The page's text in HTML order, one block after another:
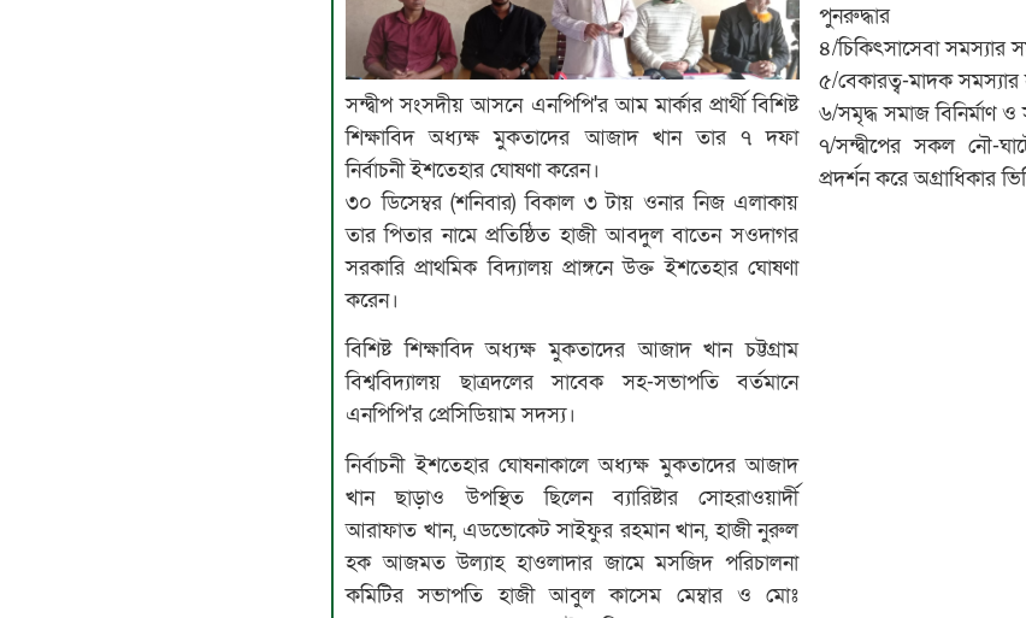
সন্দ্বীপ সংসদীয় আসনে এনপিপি'র আম মার্কার প্রার্থী বিশিষ্ট
শিক্ষাবিদ অধ্যক্ষ মুকতাদের আজাদ খান তার ৭ দফা
নির্বাচনী ইশতেহার ঘোষণা করেন।
৩০ ডিসেম্বর (শনিবার) বিকাল ৩ টায় ওনার নিজ এলাকায়
তার পিতার নামে প্রতিষ্ঠিত হাজী আবদুল বাতেন সওদাগর
সরকারি প্রাথমিক বিদ্যালয় প্রাঙ্গনে উক্ত ইশতেহার ঘোষণা
করেন।
বিশিষ্ট শিক্ষাবিদ অধ্যক্ষ মুকতাদের আজাদ খান চট্টগ্রাম
বিশ্ববিদ্যালয় ছাত্রদলের সাবেক সহ-সভাপতি বর্তমানে
এনপিপি'র প্রেসিডিয়াম সদস্য।
নির্বাচনী ইশতেহার ঘোষনাকালে অধ্যক্ষ মুকতাদের আজাদ
খান ছাড়াও উপস্থিত ছিলেন ব্যারিষ্টার সোহরাওয়ার্দী
আরাফাত খান, এডভোকেট সাইফুর রহমান খান, হাজী নুরুল
হক আজমত উল্যাহ হাওলাদার জামে মসজিদ পরিচালনা
কমিটির সভাপতি হাজী আবুল কাসেম মেম্বার ও মোঃ
পুনরুদ্ধার
৪/চিকিৎসাসেবা সমস্যার
৫/বেকারত্ব-মাদক সমস্যার
৬/সমৃদ্ধ সমাজ বিনির্মাণ ও
৭/সন্দ্বীপের সকল নৌ-
প্রদর্শন করে অগ্রাধিকার